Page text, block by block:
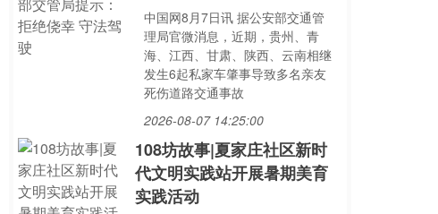
中国网8月7日讯 据公安部交通管
理局官微消息，近期，贵州、青
海、江西、甘肃、陕西、云南相继
发生6起私家车肇事导致多名亲友
死伤道路交通事故
2026-08-07 14:25:00
108坊故事|夏家庄社区新时
代文明实践站开展暑期美育
实践活动